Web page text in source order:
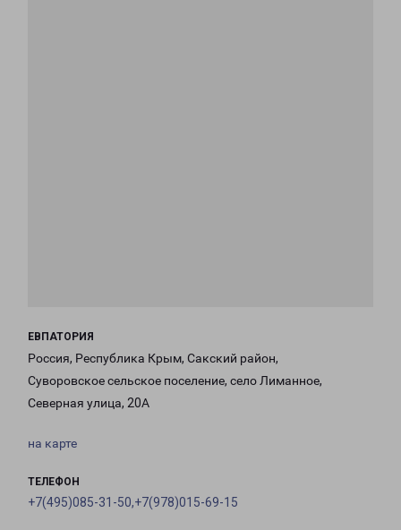
ЕВПАТОРИЯ
Россия, Республика Крым, Сакский район,
Суворовское сельское поселение, село Лиманное,
Северная улица, 20А
на карте
ТЕЛЕФОН
+7(495)085-31-50,+7(978)015-69-15